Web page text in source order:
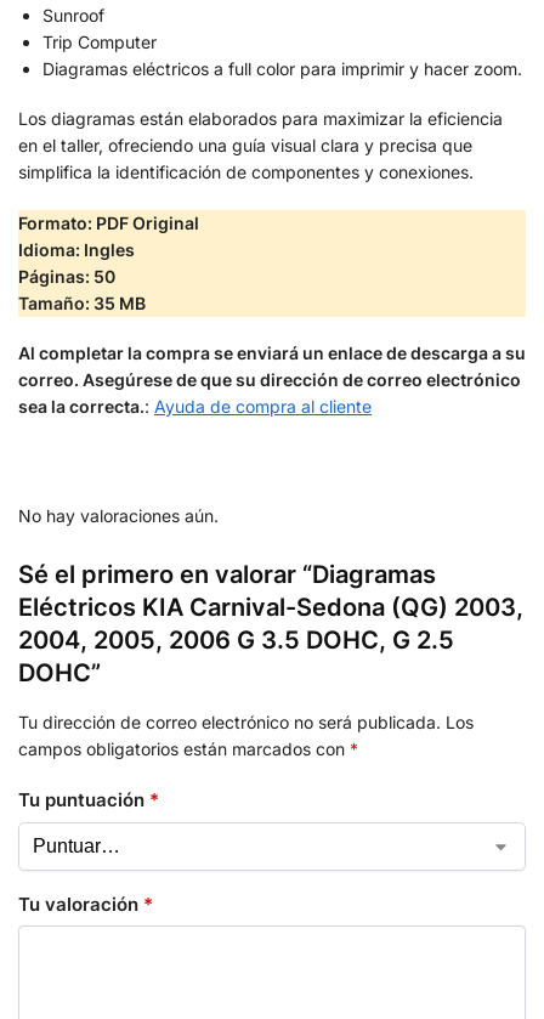
Sunroof
Trip Computer
Diagramas eléctricos a full color para imprimir y hacer zoom.
Los diagramas están elaborados para maximizar la eficiencia
en el taller, ofreciendo una guía visual clara y precisa que
simplifica la identificación de componentes y conexiones.
Formato: PDF Original
Idioma: Ingles
Páginas: 50
Tamaño: 35 MB
Al completar la compra se enviará un enlace de descarga a su
correo. Asegúrese de que su dirección de correo electrónico
sea la correcta.: Ayuda de compra al cliente
No hay valoraciones aún.
Sé el primero en valorar “Diagramas
Eléctricos KIA Carnival-Sedona (QG) 2003,
2004, 2005, 2006 G 3.5 DOHC, G 2.5
DOHC”
Tu dirección de correo electrónico no será publicada. Los
campos obligatorios están marcados con *
Tu puntuación *
Tu valoración *